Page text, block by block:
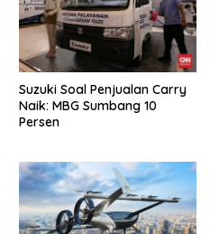
Suzuki Soal Penjualan Carry
Naik: MBG Sumbang 10
Persen